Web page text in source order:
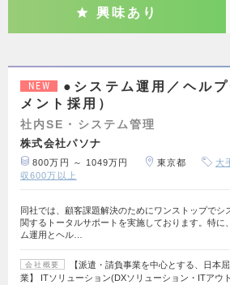
興味あり
NEW
●システム運用／ヘル
メント採用）
社内SE・システム管理
株式会社パソナ
800万円 ～ 1049万円 東京都 大
収600万以上
同社では、顧客課題解決のためにワンストップでシ
関するトータルサポートを実施しております。特に
ム運用とヘル…
会社概要
【派遣・請負事業を中心とする、日本
業】 ITソリューション(DXソリューション・ITアウ